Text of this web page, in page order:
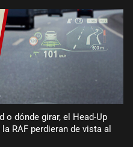
o dónde girar, el Head-Up
RAF perdieran de vista al